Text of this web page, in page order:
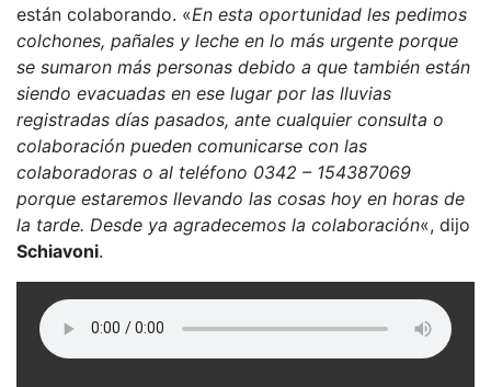
están colaborando. «En esta oportunidad les pedimos
colchones, pañales y leche en lo más urgente porque
se sumaron más personas debido a que también están
siendo evacuadas en ese lugar por las lluvias
registradas días pasados, ante cualquier consulta o
colaboración pueden comunicarse con las
colaboradoras o al teléfono 0342 – 154387069
porque estaremos llevando las cosas hoy en horas de
la tarde. Desde ya agradecemos la colaboración«, dijo
Schiavoni.